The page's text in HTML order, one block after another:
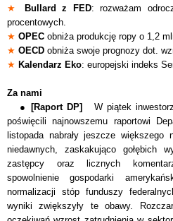
★
Bullard z FED: rozważam
procentowych.
★ OPEC obniża produkcję ropy o 1,2
★ OECD obniża swoje prognozy dot.
★ Kalendarz Eko: europejski indeks
Za nami
● [Raport DP]
W piątek
poświęcili najnowszemu raportowi
listopada nabrały jeszcze
niedawnych, zaskakująco gołębich
zastępcy oraz licznych
spowolnienie gospodarki
normalizacji stóp funduszy
wyniki zwiększyły te obawy.